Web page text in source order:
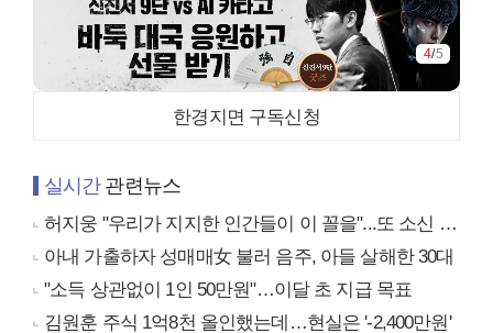
4/5
한경지면 구독신청
실시간관련뉴스
허지웅 "우리가 지지한 인간들이 이 꼴을"...또 소신 발언
아내 가출하자 성매매女 불러 음주, 아들 살해한 30대
"소득 상관없이 1인 50만원"…이달 초 지급 목표
김원훈 주식 1억8천 올인했는데…현실은 '-2,400만원'